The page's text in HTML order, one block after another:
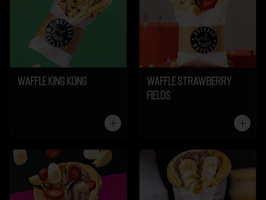
Waffle King Kong
Waffle Strawberry
Fields